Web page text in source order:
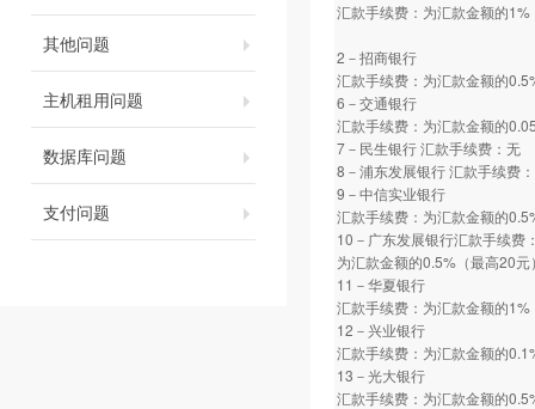
其他问题
主机租用问题
数据库问题
支付问题
汇款手续费：为汇款金额的
2－招商银行
汇款手续费：为汇款金额的
6－交通银行
汇款手续费：为汇款金额的
7－民生银行 汇款手续费：无
8－浦东发展银行 汇款手续费
9－中信实业银行
汇款手续费：为汇款金额的
10－广东发展银行汇款手续费
为汇款金额的0.5%（最高20元
11－华夏银行
汇款手续费：为汇款金额的
12－兴业银行
汇款手续费：为汇款金额的
13－光大银行
汇款手续费：为汇款金额的